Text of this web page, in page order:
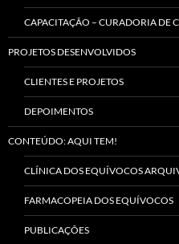
CAPACITAÇÃO – CURADORIA DE
PROJETOS DESENVOLVIDOS
CLIENTES E PROJETOS
DEPOIMENTOS
CONTEÚDO: AQUI TEM!
CLÍNICA DOS EQUÍVOCOS
FARMACOPEIA DOS EQUÍVOCOS
PUBLICAÇÕES